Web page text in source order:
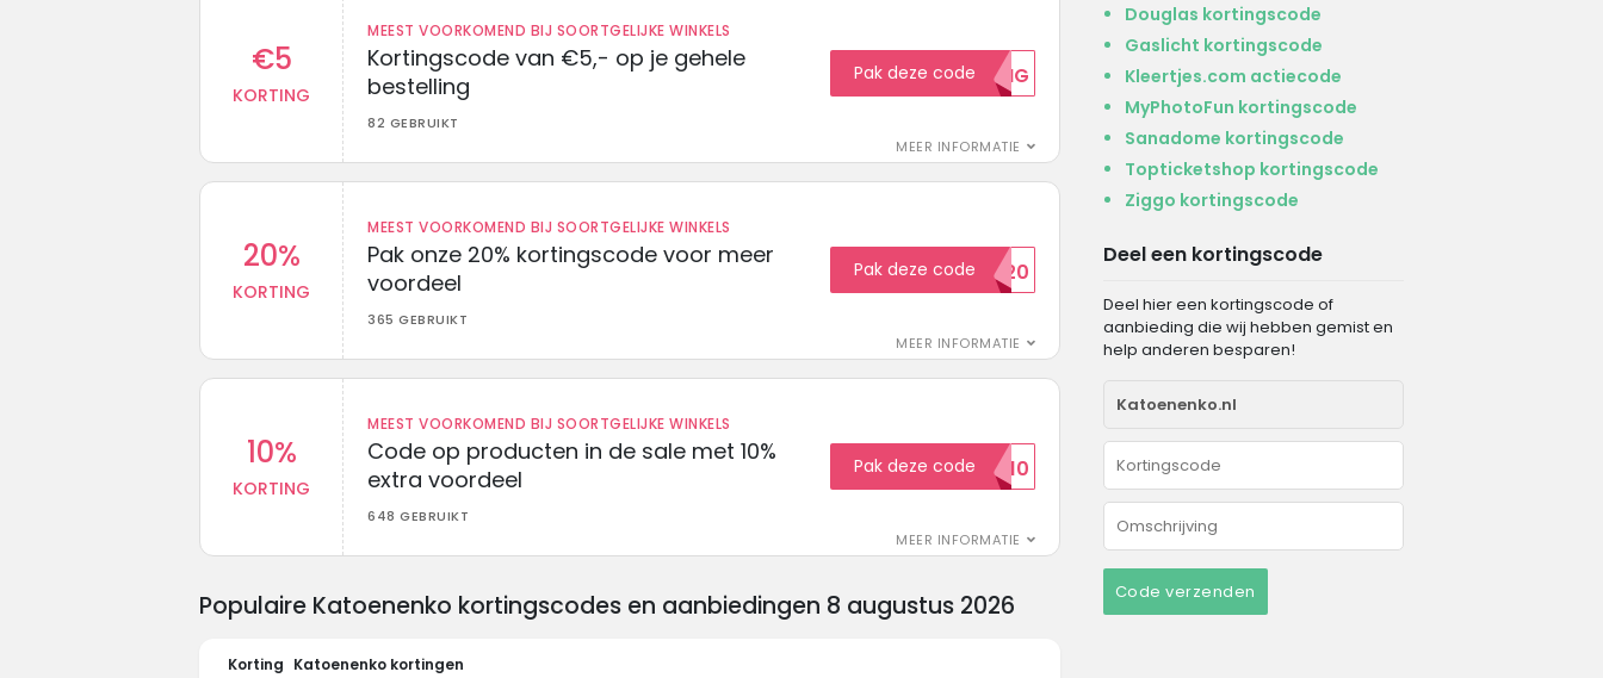
€5
KORTING
MEEST VOORKOMEND BIJ SOORTGELIJKE WINKELS
Kortingscode van €5,- op je gehele
bestelling
82 GEBRUIKT
MEER INFORMATIE
Pak deze code5KORTING
20%
KORTING
MEEST VOORKOMEND BIJ SOORTGELIJKE WINKELS
Pak onze 20% kortingscode voor meer
voordeel
365 GEBRUIKT
MEER INFORMATIE
Pak deze codeEXTRA20
10%
KORTING
MEEST VOORKOMEND BIJ SOORTGELIJKE WINKELS
Code op producten in de sale met 10%
extra voordeel
648 GEBRUIKT
MEER INFORMATIE
Pak deze codeSALE10
Douglas kortingscode
Gaslicht kortingscode
Kleertjes.com actiecode
MyPhotoFun kortingscode
Sanadome kortingscode
Topticketshop kortingscode
Ziggo kortingscode
Deel een kortingscode
Deel hier een kortingscode of
aanbieding die wij hebben gemist en
help anderen besparen!
Code verzenden
Populaire Katoenenko kortingscodes en aanbiedingen 8 augustus 2026
Korting Katoenenko kortingen